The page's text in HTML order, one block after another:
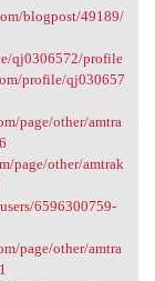
blogpost/49189/
qj0306572/profile
profile/qj030657
page/other/amtra
page/other/amtrak
6596300759-
page/other/amtra